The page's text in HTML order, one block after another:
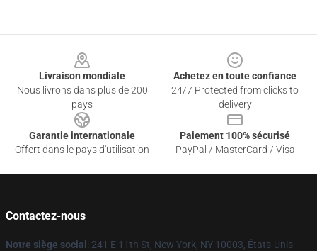
Livraison mondiale
Nous livrons dans plus de 200
pays
Achetez en toute confiance
24/7 Protected from clicks to
delivery
Garantie internationale
Offert dans le pays d'utilisation
Paiement 100% sécurisé
PayPal / MasterCard / Visa
Contactez-nous
Notre siège social : 241 E 11th St, New York, NY 10003, États-Unis